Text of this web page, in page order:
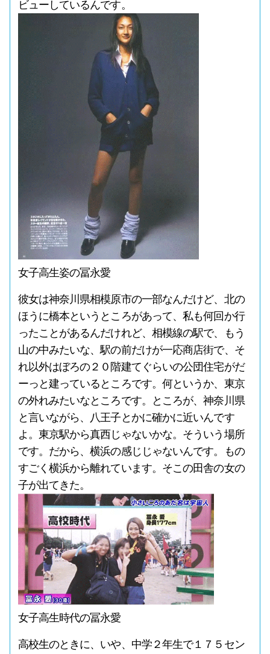
ビューしているんです。
女子高生姿の冨永愛
彼女は神奈川県相模原市の一部なんだけど、北の
ほうに橋本というところがあって、私も何回か行
ったことがあるんだけれど、相模線の駅で、もう
山の中みたいな、駅の前だけが一応商店街で、そ
れ以外はぼろの２０階建てぐらいの公団住宅がだ
ーっと建っているところです。何というか、東京
の外れみたいなところです。ところが、神奈川県
と言いながら、八王子とかに確かに近いんです
よ。東京駅から真西じゃないかな。そういう場所
です。だから、横浜の感じじゃないんです。もの
すごく横浜から離れています。そこの田舎の女の
子が出てきた。
女子高生時代の冨永愛
高校生のときに、いや、中学２年生で１７５セン